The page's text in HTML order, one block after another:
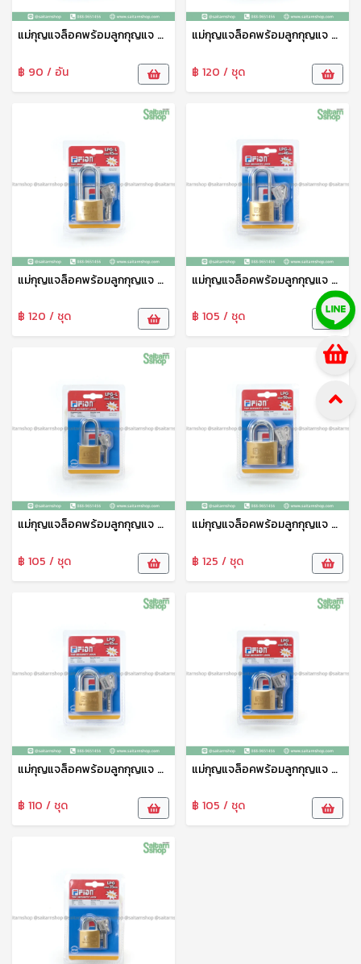
แม่กุญแจล็อคพร้อมลูกกุญแจ สีทอง 30 มม คอสั้น Fion
฿ 90 / อัน
แม่กุญแจล็อคพร้อมลูกกุญแจ สีทอง 50 มม คอยาว Fion
฿ 120 / ชุด
แม่กุญแจล็อคพร้อมลูกกุญแจ สีทอง 45 มม คอยาว Fion
฿ 120 / ชุด
แม่กุญแจล็อคพร้อมลูกกุญแจ สีทอง 40 มม คอยาว Fion
฿ 105 / ชุด
แม่กุญแจล็อคพร้อมลูกกุญแจ สีทอง 35 มม คอยาว Fion
฿ 105 / ชุด
แม่กุญแจล็อคพร้อมลูกกุญแจ สีทอง 50 มม คอสั้น Fion
฿ 125 / ชุด
แม่กุญแจล็อคพร้อมลูกกุญแจ สีทอง 45 มม คอสั้น Fion
฿ 110 / ชุด
แม่กุญแจล็อคพร้อมลูกกุญแจ สีทอง 40 มม คอสั้น Fion
฿ 105 / ชุด